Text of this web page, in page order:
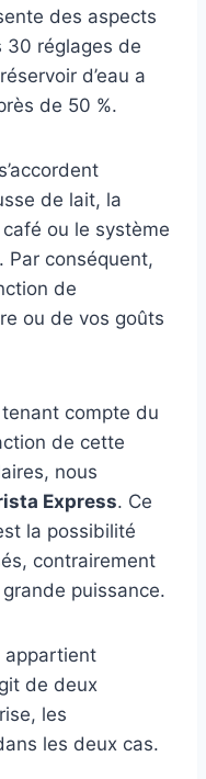
des aspects
30 réglages de
d’eau a
de 50 %.
de lait, la
ou le système
Par conséquent,
de
ou de vos goûts
compte du
de cette
nous
Express. Ce
la possibilité
contrairement
puissance.
appartient
de deux
les
les deux cas.